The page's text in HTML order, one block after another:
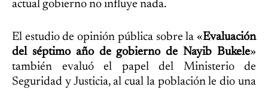
actual gobierno no influye nada.
El estudio de opinión pública sobre la «Evaluación
del séptimo año de gobierno de Nayib Bukele»
también evaluó el papel del Ministerio de
Seguridad y Justicia, al cual la población le dio una